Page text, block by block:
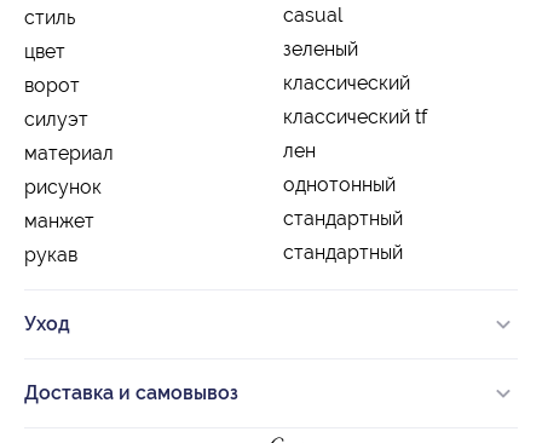
стиль
casual
цвет
зеленый
ворот
классический
силуэт
классический tf
материал
лен
рисунок
однотонный
манжет
стандартный
рукав
стандартный
Уход
Доставка и самовывоз